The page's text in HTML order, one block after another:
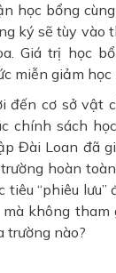
học bổng
ký sẽ tùy vào
Giá trị học
miễn giảm học
đến cơ sở vật
chính sách
Đài Loan đã
hoàn
tiêu “phiêu
không
trường nào?